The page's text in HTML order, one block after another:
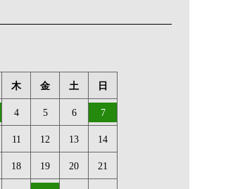
木 金 土 日
4 5 6 7
11 12 13 14
18 19 20 21